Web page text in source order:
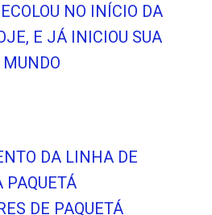
NO INÍCIO DA
E JÁ INICIOU SUA
DA LINHA DE
PAQUETÁ
DE PAQUETÁ